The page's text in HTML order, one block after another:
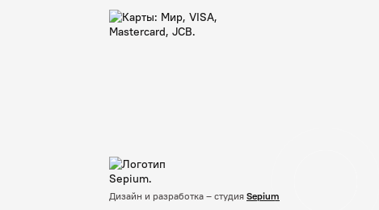
Дизайн и разработка – студия Sepium